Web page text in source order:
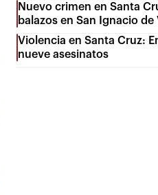
Nuevo crimen en Santa
balazos en San Ignacio de
Violencia en Santa Cruz:
nueve asesinatos